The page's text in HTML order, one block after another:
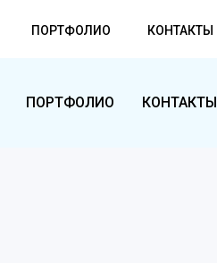
ПОРТФОЛИО КОНТАКТЫ
ПОРТФОЛИО КОНТАКТЫ